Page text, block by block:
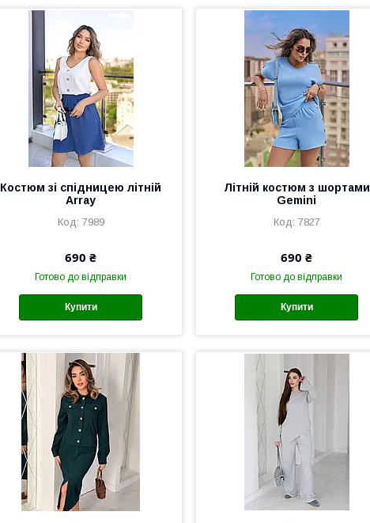
Костюм зі спідницею літній
Array
7989
690 ₴
Готово до відправки
Купити
Літній костюм з шортами
Gemini
7827
690 ₴
Готово до відправки
Купити